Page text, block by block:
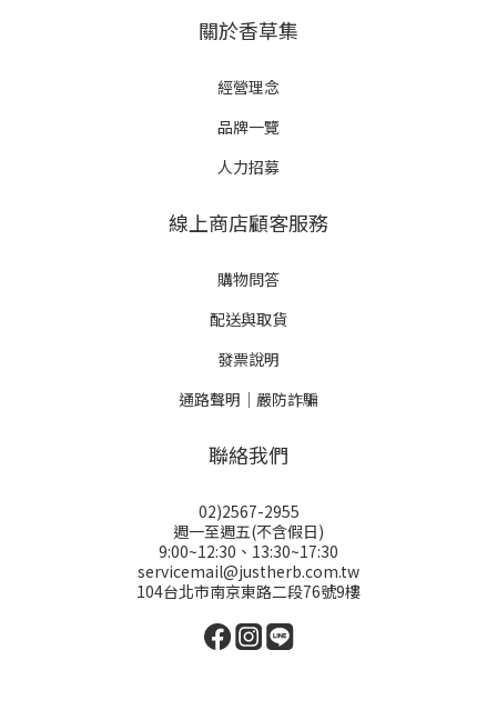
關於香草集
經營理念
品牌一覽
人力招募
線上商店顧客服務
購物問答
配送與取貨
發票說明
通路聲明｜嚴防詐騙
聯絡我們
02)2567-2955
週一至週五(不含假日)
9:00~12:30、13:30~17:30
servicemail@justherb.com.tw
104台北市南京東路二段76號9樓